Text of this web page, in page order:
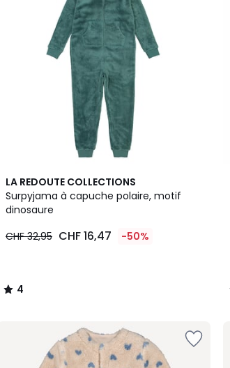
LA REDOUTE COLLECTIONS
Surpyjama à capuche polaire, motif
dinosaure
CHF 32,95 CHF 16,47 -50%
4
/
5
4
/